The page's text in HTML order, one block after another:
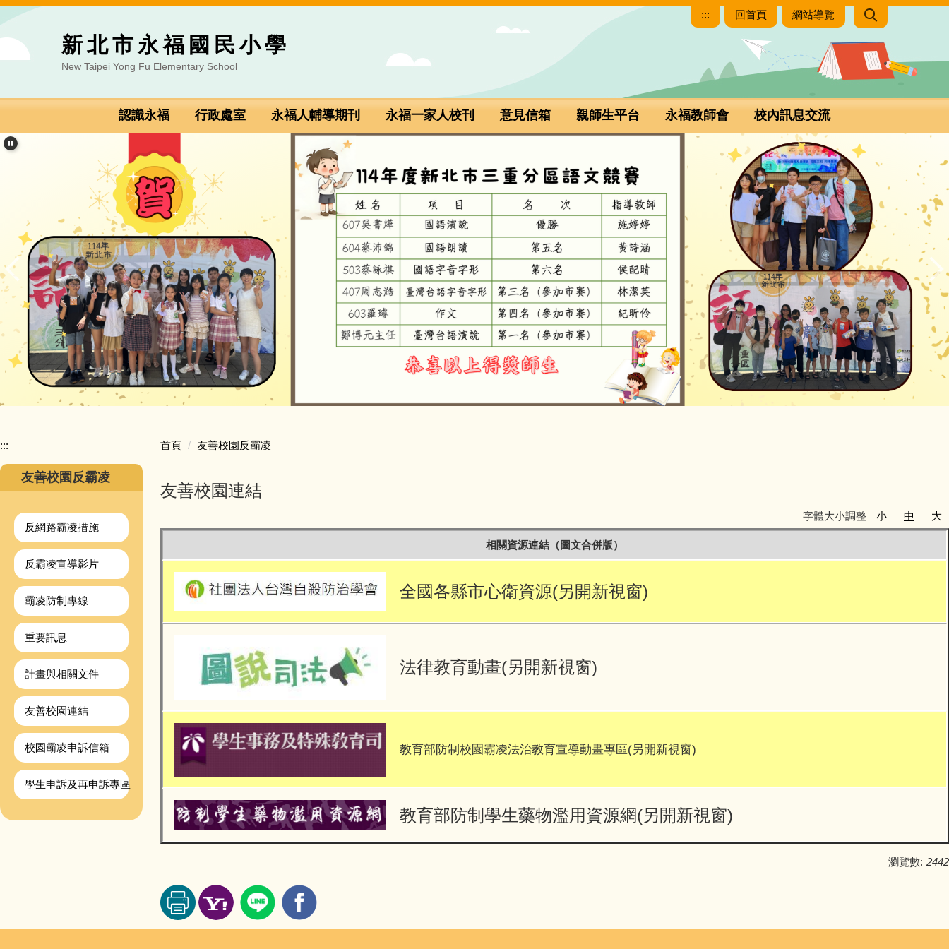
跳到主要內容區
新北市永福國民小學
New Taipei Yong Fu Elementary School
::: 回首頁 網站導覽
認識永福 行政處室 永福人輔導期刊 永福一家人校刊 意見信箱 親師生平台 永福教師會 校內訊息交流
:::
友善校園反霸凌
反網路霸凌措施
反霸凌宣導影片
霸凌防制專線
重要訊息
計畫與相關文件
友善校園連結
校園霸凌申訴信箱
學生申訴及再申訴專區
首頁 友善校園反霸凌
友善校園連結
字體大小調整 小 中 大
相關資源連結（圖文合併版）
全國各縣市心衛資源(另開新視窗)
法律教育動畫(另開新視窗)
教育部防制校園霸凌法治教育宣導動畫專區(另開新視窗)
教育部防制學生藥物濫用資源網(另開新視窗)
瀏覽數: 2442